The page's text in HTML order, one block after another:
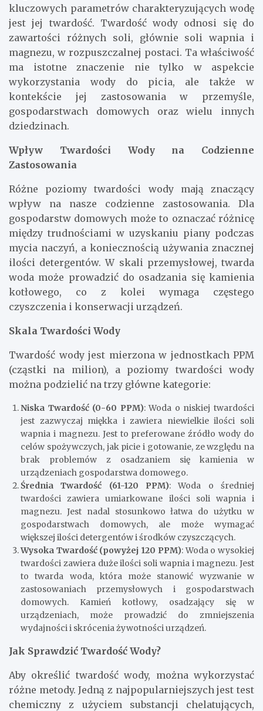
kluczowych parametrów charakteryzujących wodę
jest jej twardość. Twardość wody odnosi się do
zawartości różnych soli, głównie soli wapnia i
magnezu, w rozpuszczalnej postaci. Ta właściwość
ma istotne znaczenie nie tylko w aspekcie
wykorzystania wody do picia, ale także w
kontekście jej zastosowania w przemyśle,
gospodarstwach domowych oraz wielu innych
dziedzinach.
Wpływ Twardości Wody na Codzienne
Zastosowania
Różne poziomy twardości wody mają znaczący
wpływ na nasze codzienne zastosowania. Dla
gospodarstw domowych może to oznaczać różnicę
między trudnościami w uzyskaniu piany podczas
mycia naczyń, a koniecznością używania znacznej
ilości detergentów. W skali przemysłowej, twarda
woda może prowadzić do osadzania się kamienia
kotłowego, co z kolei wymaga częstego
czyszczenia i konserwacji urządzeń.
Skala Twardości Wody
Twardość wody jest mierzona w jednostkach PPM
(cząstki na milion), a poziomy twardości wody
można podzielić na trzy główne kategorie:
Niska Twardość (0-60 PPM): Woda o niskiej twardości
jest zazwyczaj miękka i zawiera niewielkie ilości soli
wapnia i magnezu. Jest to preferowane źródło wody do
celów spożywczych, jak picie i gotowanie, ze względu na
brak problemów z osadzaniem się kamienia w
urządzeniach gospodarstwa domowego.
Średnia Twardość (61-120 PPM): Woda o średniej
twardości zawiera umiarkowane ilości soli wapnia i
magnezu. Jest nadal stosunkowo łatwa do użytku w
gospodarstwach domowych, ale może wymagać
większej ilości detergentów i środków czyszczących.
Wysoka Twardość (powyżej 120 PPM): Woda o wysokiej
twardości zawiera duże ilości soli wapnia i magnezu. Jest
to twarda woda, która może stanowić wyzwanie w
zastosowaniach przemysłowych i gospodarstwach
domowych. Kamień kotłowy, osadzający się w
urządzeniach, może prowadzić do zmniejszenia
wydajności i skrócenia żywotności urządzeń.
Jak Sprawdzić Twardość Wody?
Aby określić twardość wody, można wykorzystać
różne metody. Jedną z najpopularniejszych jest test
chemiczny z użyciem substancji chelatujących,